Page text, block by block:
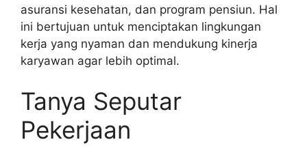
asuransi kesehatan, dan program pensiun. Hal
ini bertujuan untuk menciptakan lingkungan
kerja yang nyaman dan mendukung kinerja
karyawan agar lebih optimal.
Tanya Seputar
Pekerjaan